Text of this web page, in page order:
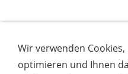
Wir verwenden
optimieren und Ihnen